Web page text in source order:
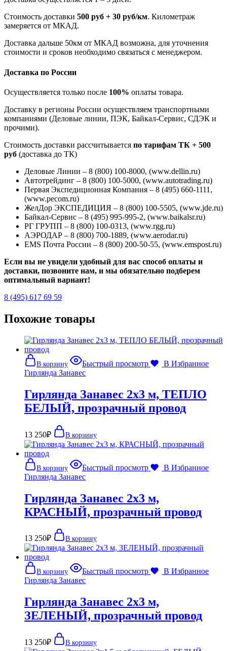
Стоимость доставки 500 руб + 30 руб/км. Километраж
замеряется от МКАД.
Доставка дальше 50км от МКАД возможна, для уточнения
стоимости и сроков необходимо связаться с менеджером.
Доставка по России
Осуществляется только после 100% оплаты товара.
Доставку в регионы России осуществляем транспортными
компаниями (Деловые линии, ПЭК, Байкал-Сервис, СДЭК и
прочими).
Стоимость доставки рассчитывается по тарифам ТК + 500
руб (доставка до ТК)
Деловые Линии – 8 (800) 100-8000, (www.dellin.ru)
Автотрейдинг – 8 (800) 100-5000, (www.autotrading.ru)
Первая Экспедиционная Компания – 8 (495) 660-1111,
(www.pecom.ru)
ЖелДор ЭКСПЕДИЦИЯ – 8 (800) 100-5505, (www.jde.ru)
Байкал-Сервис – 8 (495) 995-995-2, (www.baikalsr.ru)
РГ ГРУПП – 8 (800) 100-0313, (www.rgg.ru)
АЭРОДАР – 8 (800) 700-1889, (www.aerodar.ru)
EMS Почта России – 8 (800) 200-50-55, (www.emspost.ru)
Если вы не увидели удобный для вас способ оплаты и
доставки, позвоните нам, и мы обязательно подберем
оптимальный вариант!
8 (495) 617 69 59
Похожие товары
В корзину Быстрый просмотр
В Избранное
Гирлянда Занавес
Гирлянда Занавес 2х3 м, ТЕПЛО
БЕЛЫЙ, прозрачный провод
13 250₽ В корзину
В корзину Быстрый просмотр
В Избранное
Гирлянда Занавес
Гирлянда Занавес 2х3 м,
КРАСНЫЙ, прозрачный провод
13 250₽ В корзину
В корзину Быстрый просмотр
В Избранное
Гирлянда Занавес
Гирлянда Занавес 2х3 м,
ЗЕЛЕНЫЙ, прозрачный провод
13 250₽ В корзину